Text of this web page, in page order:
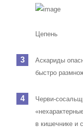
Цепень
Аскариды
быстро
Черви-
в кишечнике и